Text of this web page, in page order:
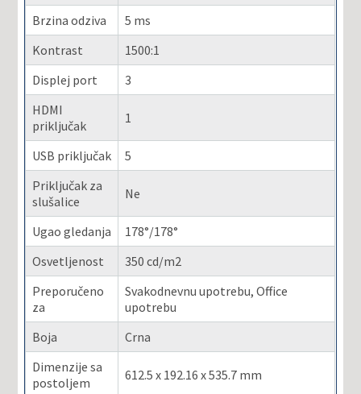
Brzina odziva
5 ms
Kontrast
1500:1
Displej port
3
HDMI
priključak
1
USB priključak
5
Priključak za
slušalice
Ne
Ugao gledanja
178°/178°
Osvetljenost
350 cd/m2
Preporučeno
za
Svakodnevnu upotrebu, Office
upotrebu
Boja
Crna
Dimenzije sa
postoljem
612.5 x 192.16 x 535.7 mm